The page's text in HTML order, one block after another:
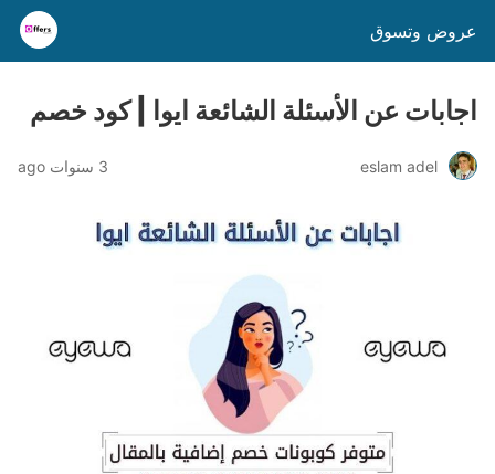
عروض وتسوق
اجابات عن الأسئلة الشائعة ايوا | كود خصم
eslam adel 3 سنوات ago